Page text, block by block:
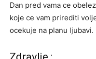
Dan pred vama ce
koje ce vam prirediti
ocekuje na planu ljubavi.